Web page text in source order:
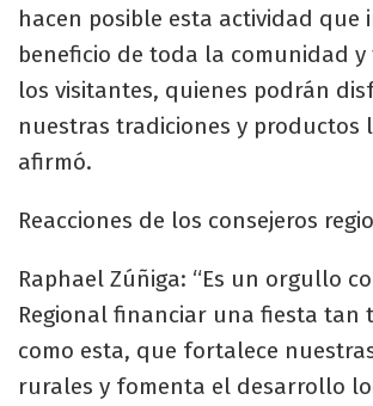
hacen posible esta actividad que
beneficio de toda la comunidad
los visitantes, quienes podrán
nuestras tradiciones y productos
afirmó.
Reacciones de los consejeros
Raphael Zúñiga: “Es un orgullo
Regional financiar una fiesta tan
como esta, que fortalece
rurales y fomenta el desarrollo